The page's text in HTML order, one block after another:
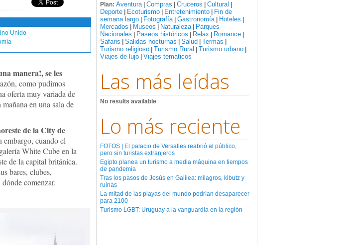
Plan: Aventura| Compras Cruceros Cultural
Deporte Ecoturismo Entretenimiento
Fin de
semana largo
Fotografía| Gastronomía| Hoteles
Mercados Museos Naturaleza|
Parques
Nacionales
Paseos históricos Relax Romance
Safaris Salidas nocturnas Salud Termas
Turismo religioso Turismo Rural Turismo urbano
Viajes de lujo Viajes temáticos
Las más leídas
No results available
Lo más reciente
FOTOS | El palacio de Versalles reabrió al público,
pero sin turistas extranjeros
Egipto planea un turismo a media máquina en tiempos
de pandemia
Tras los pasos de Jesús en Galilea: milagros, kibutz y
ruinas
La mitad de las playas del mundo podrían desaparecer
para 2100
Turismo LGBT: Uruguay a la vanguardia en la región
Unido
manera!, se les
como pudimos
oferta muy variada de
en una sala de
de la City de
embargo, cuando el
White Cube en la
de la capital británica.
bares, clubes,
comenzar.